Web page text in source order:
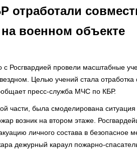
отработали
военном объекте
Росгвардией провели масштабные
Целью учений стала
пресс-служба МЧС по КБР.
части, была смоделирована ситуация
возник на втором этаже.
личного состава в безопасное
дежурный караул пожарно-